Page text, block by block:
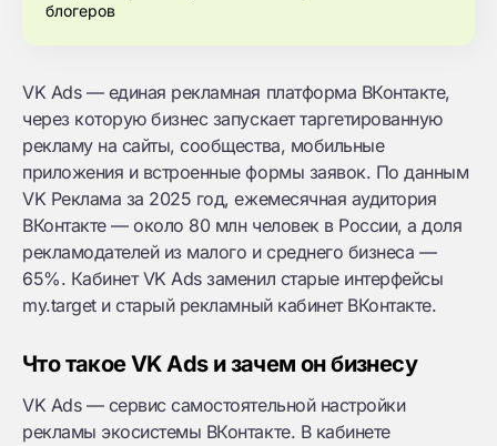
блогеров
VK Ads — единая рекламная платформа ВКонтакте,
через которую бизнес запускает таргетированную
рекламу на сайты, сообщества, мобильные
приложения и встроенные формы заявок. По данным
VK Реклама за 2025 год, ежемесячная аудитория
ВКонтакте — около 80 млн человек в России, а доля
рекламодателей из малого и среднего бизнеса —
65%. Кабинет VK Ads заменил старые интерфейсы
my.target и старый рекламный кабинет ВКонтакте.
Что такое VK Ads и зачем он бизнесу
VK Ads — сервис самостоятельной настройки
рекламы экосистемы ВКонтакте. В кабинете